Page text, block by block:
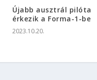
Újabb ausztrál pilóta
érkezik a Forma-1-be
2023.10.20.